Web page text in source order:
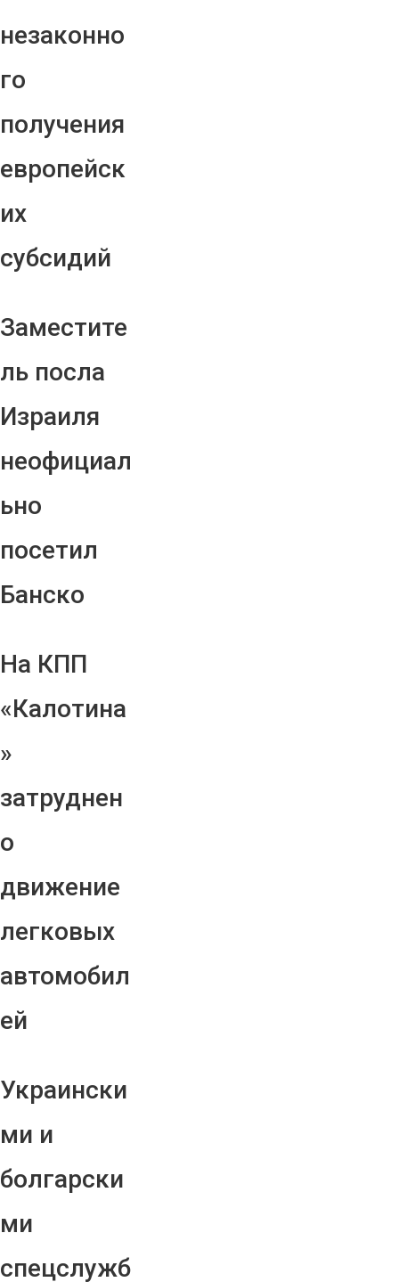
незаконно
го
получения
европейск
их
субсидий
Заместите
ль посла
Израиля
неофициал
ьно
посетил
Банско
На КПП
«Калотина
»
затруднен
о
движение
легковых
автомобил
ей
Украински
ми и
болгарски
ми
спецслужб